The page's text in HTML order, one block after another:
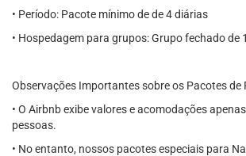
• Período: Pacote mínimo de de 4 diárias
• Hospedagem para grupos: Grupo fechado de
Observações Importantes sobre os Pacotes de
• O Airbnb exibe valores e acomodações
pessoas.
• No entanto, nossos pacotes especiais para